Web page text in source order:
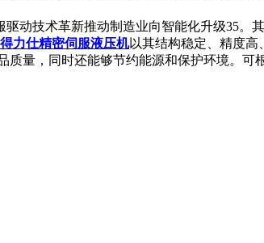
动技术革新推动制造业向智能化升级35
得力仕精密伺服液压机以其结构稳定、精度高
量，同时还能够节约能源和保护环境。可